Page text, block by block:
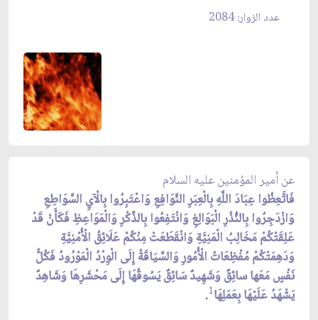
عدد الزوار: 2084
عن أمير المؤمنين عليه السلام
فَاتَّعِظُوا عِبَادَ اللَّهِ بِالْعِبَرِ النَّوَافِعِ وَاعْتَبِرُوا بِالْآيِ السَّوَاطِعِ
وَازْدَجِرُوا بِالنُّذُرِ الْبَوَالِغِ وَانْتَفِعُوا بِالذِّكْرِ وَالْمَوَاعِظِ فَكَأَنْ قَدْ
عَلِقَتْكُمْ مَخَالِبُ الْمَنِيَّةِ وَانْقَطَعَتْ مِنْكُمْ عَلَائِقُ الْأُمْنِيَّةِ
وَدَهِمَتْكُمْ مُفْظِعَاتُ الْأُمُورِ وَالسِّيَاقَةُ إِلَى الْوِرْدُ الْمَوْرُودُ فَكُلُّ
نَفْسٍ مَعَها سائِقٌ وَشَهِيدٌ سَائِقٌ يَسُوقُهَا إِلَى مَحْشَرِهَا وَشَاهِدٌ
يَشْهَدُ عَلَيْهَا بِعَمَلِهَا1
.